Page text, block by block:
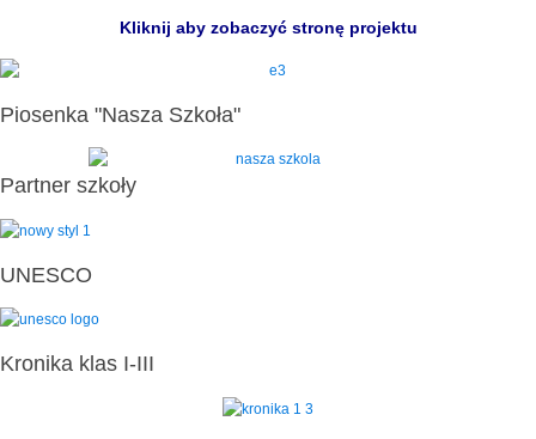
Kliknij aby zobaczyć stronę projektu
Piosenka "Nasza Szkoła"
Partner szkoły
UNESCO
Kronika klas I-III